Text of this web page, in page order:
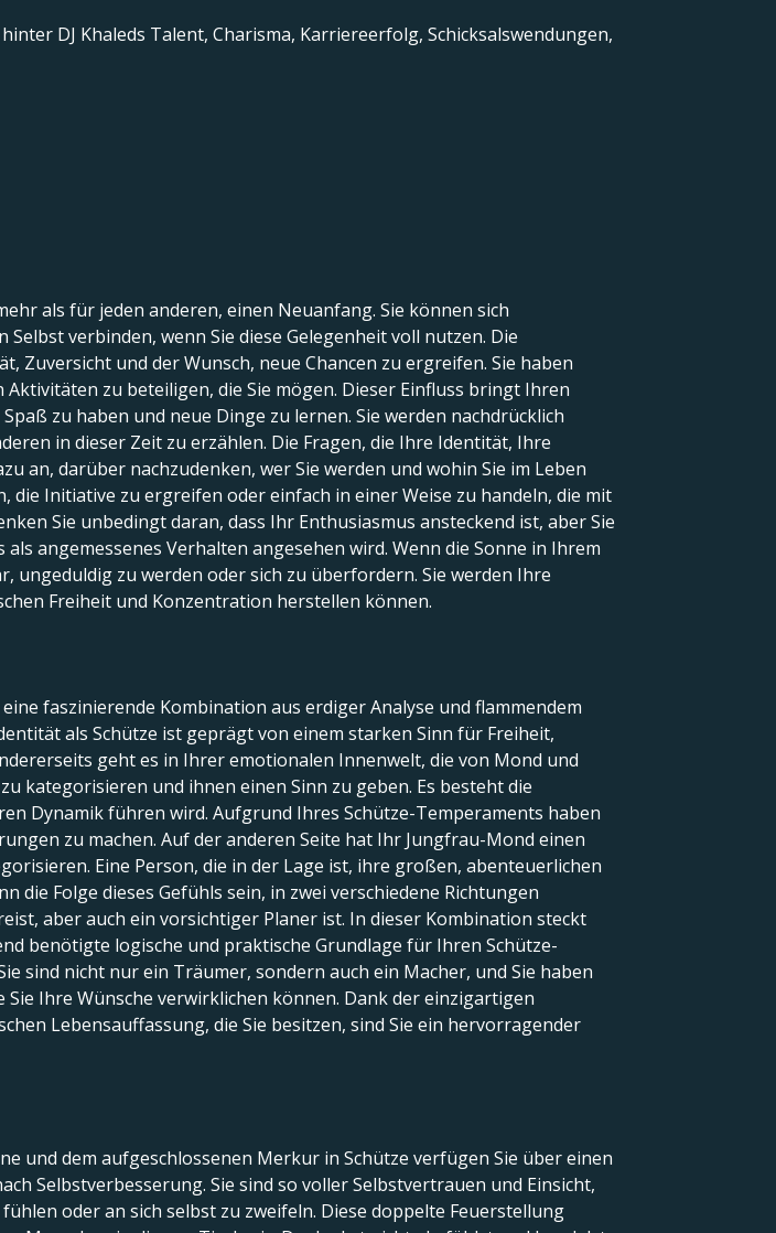
DJ Khaleds Talent, Charisma, Karriereerfolg, Schicksalswendungen,
als für jeden anderen, einen Neuanfang. Sie können sich
verbinden, wenn Sie diese Gelegenheit voll nutzen. Die
Zuversicht und der Wunsch, neue Chancen zu ergreifen. Sie haben
zu beteiligen, die Sie mögen. Dieser Einfluss bringt Ihren
zu haben und neue Dinge zu lernen. Sie werden nachdrücklich
in dieser Zeit zu erzählen. Die Fragen, die Ihre Identität, Ihre
an, darüber nachzudenken, wer Sie werden und wohin Sie im Leben
die Initiative zu ergreifen oder einfach in einer Weise zu handeln, die mit
Sie unbedingt daran, dass Ihr Enthusiasmus ansteckend ist, aber Sie
angemessenes Verhalten angesehen wird. Wenn die Sonne in Ihrem
ungeduldig zu werden oder sich zu überfordern. Sie werden Ihre
Freiheit und Konzentration herstellen können.
faszinierende Kombination aus erdiger Analyse und flammendem
als Schütze ist geprägt von einem starken Sinn für Freiheit,
geht es in Ihrer emotionalen Innenwelt, die von Mond und
kategorisieren und ihnen einen Sinn zu geben. Es besteht die
Dynamik führen wird. Aufgrund Ihres Schütze-Temperaments haben
zu machen. Auf der anderen Seite hat Ihr Jungfrau-Mond einen
Eine Person, die in der Lage ist, ihre großen, abenteuerlichen
Folge dieses Gefühls sein, in zwei verschiedene Richtungen
aber auch ein vorsichtiger Planer ist. In dieser Kombination steckt
benötigte logische und praktische Grundlage für Ihren Schütze-
sind nicht nur ein Träumer, sondern auch ein Macher, und Sie haben
Ihre Wünsche verwirklichen können. Dank der einzigartigen
Lebensauffassung, die Sie besitzen, sind Sie ein hervorragender
und dem aufgeschlossenen Merkur in Schütze verfügen Sie über einen
Selbstverbesserung. Sie sind so voller Selbstvertrauen und Einsicht,
oder an sich selbst zu zweifeln. Diese doppelte Feuerstellung